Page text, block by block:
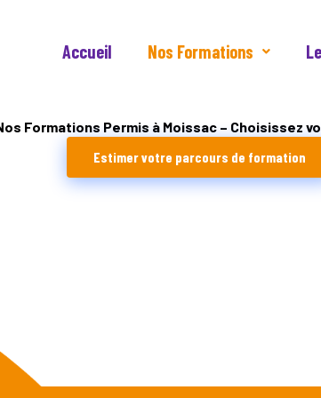
Accueil Nos Formations
Formations Permis à Moissac – Choisissez
Estimer votre parcours de formation